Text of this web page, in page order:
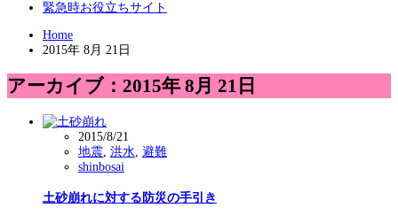
緊急時お役立ちサイト
Home
2015年 8月 21日
アーカイブ：2015年 8月 21日
2015/8/21
地震 洪水 避難
shinbosai
土砂崩れに対する防災の手引き